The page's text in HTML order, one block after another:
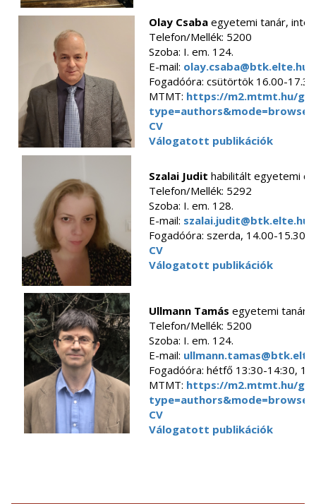
Olay Csaba egyetemi tanár,
Telefon/Mellék: 5200
Szoba: I. em. 124.
E-mail: olay.csaba@btk.elte.hu
Fogadóóra: csütörtök 16.00-17.30
MTMT: https://m2.mtmt.hu/
CV
Válogatott publikációk
Szalai Judit habilitált egyetemi
Telefon/Mellék: 5292
Szoba: I. em. 128.
E-mail: szalai.judit@btk.elte.hu
Fogadóóra: szerda, 14.00-15.30
CV
Válogatott publikációk
Ullmann Tamás egyetemi tanár
Telefon/Mellék: 5200
Szoba: I. em. 124.
E-mail:
Fogadóóra: hétfő 13:30-14:30,
MTMT: https://m2.mtmt.hu/
CV
Válogatott publikációk